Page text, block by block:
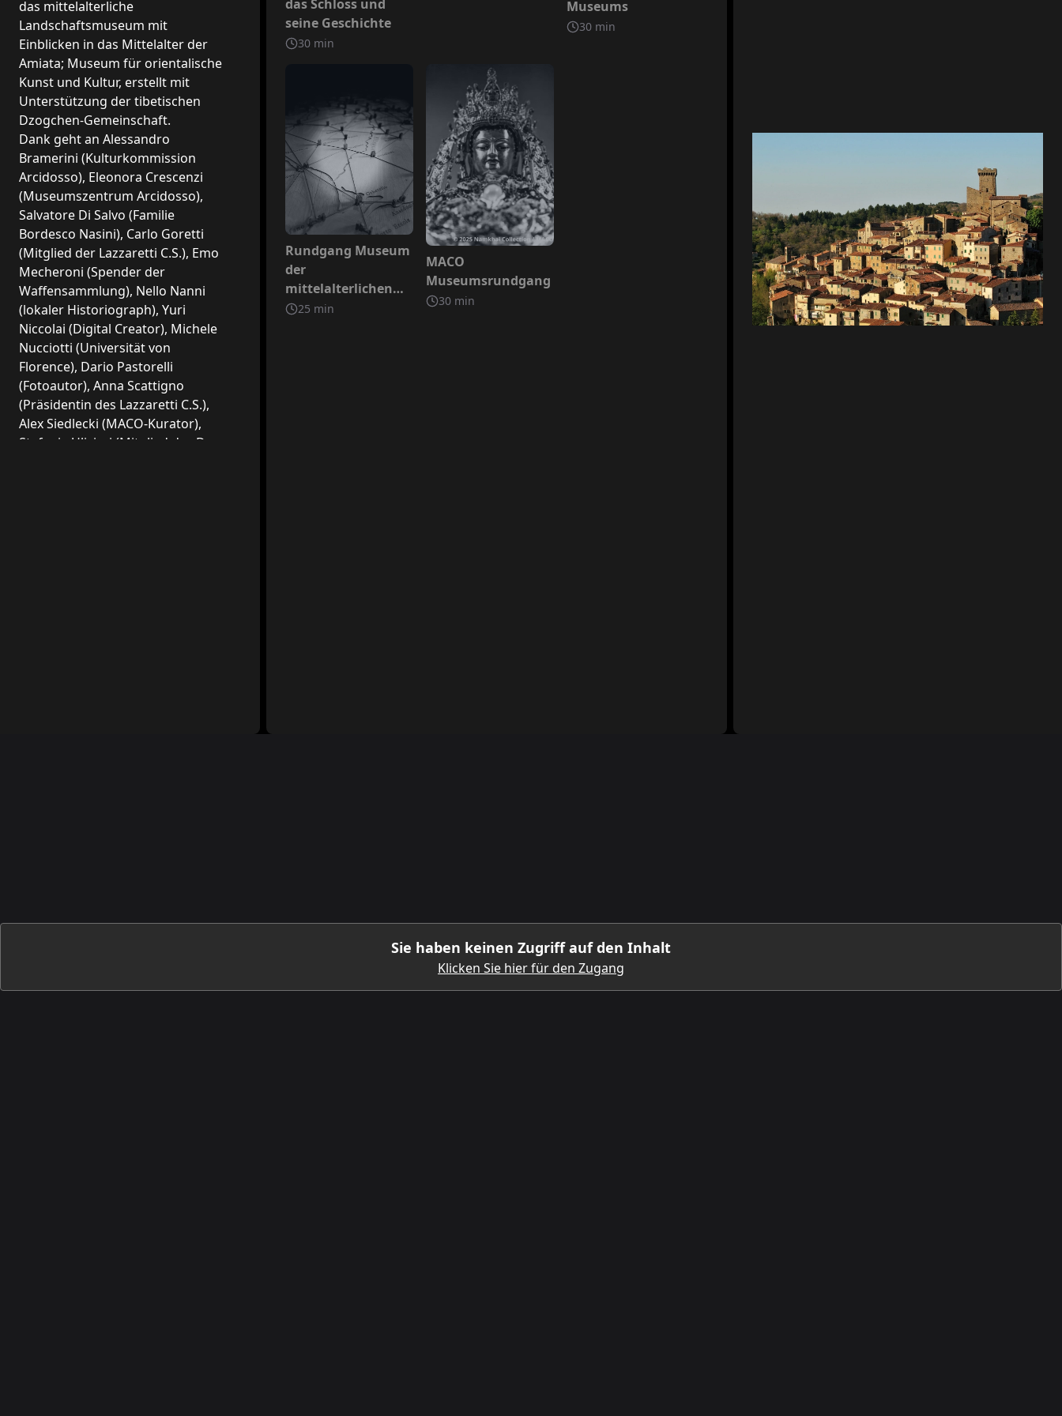
Sie haben keinen Zugriff auf den Inhalt
Klicken Sie hier für den Zugang
das mittelalterliche
Landschaftsmuseum mit
Einblicken in das Mittelalter der
Amiata; Museum für orientalische
Kunst und Kultur, erstellt mit
Unterstützung der tibetischen
Dzogchen-Gemeinschaft.
Dank geht an Alessandro
Bramerini (Kulturkommission
Arcidosso), Eleonora Crescenzi
(Museumszentrum Arcidosso),
Salvatore Di Salvo (Familie
Bordesco Nasini), Carlo Goretti
(Mitglied der Lazzaretti C.S.), Emo
Mecheroni (Spender der
Waffensammlung), Nello Nanni
(lokaler Historiograph), Yuri
Niccolai (Digital Creator), Michele
Nucciotti (Universität von
Florence), Dario Pastorelli
(Fotoautor), Anna Scattigno
(Präsidentin des Lazzaretti C.S.),
Alex Siedlecki (MACO-Kurator),
Stefania Ulivieri (Mitglied des D.
das Schloss und
seine Geschichte
30 min
Museums
30 min
Nicht inbegriffen
Rundgang Museum
der
mittelalterlichen
Landschaft
25 min
Nicht inbegriffen
MACO
Museumsrundgang
30 min